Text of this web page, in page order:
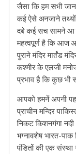
जैसा कि हम सभी
कई ऐसे अनजाने तथ्यों
दबे कई सच सामने आ
महत्वपूर्ण है कि आज
पुराने मंदिर मार्तंड
कश्मीर के एलजी
प्रभाव है कि कुछ भी
आपको हमनें अपनी
प्राचीन मन्दिर
निकट किशनगंगा
भग्नावशेष भारत-
पंडितों की एक संस्था